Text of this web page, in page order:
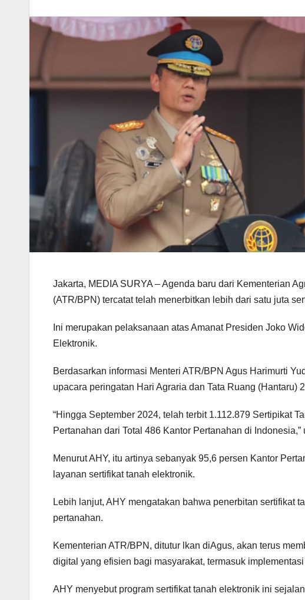
Jakarta, MEDIA SURYA – Agenda baru dari Kementerian
(ATR/BPN) tercatat telah menerbitkan lebih dari satu juta
Ini merupakan pelaksanaan atas Amanat Presiden Joko
Elektronik.
Berdasarkan informasi Menteri ATR/BPN Agus Harimurti
upacara peringatan Hari Agraria dan Tata Ruang (Hantaru)
“Hingga September 2024, telah terbit 1.112.879 Sertipikat
Pertanahan dari Total 486 Kantor Pertanahan di
Menurut AHY, itu artinya sebanyak 95,6 persen Kantor
layanan sertifikat tanah elektronik.
Lebih lanjut, AHY mengatakan bahwa penerbitan sertifikat
pertanahan.
Kementerian ATR/BPN, ditutur lkan diAgus, akan terus
digital yang efisien bagi masyarakat, termasuk
AHY menyebut program sertifikat tanah elektronik ini